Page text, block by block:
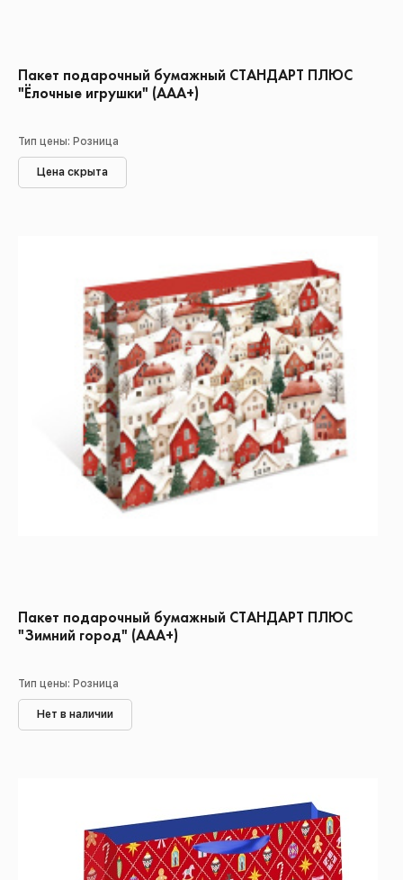
Пакет подарочный бумажный СТАНДАРТ ПЛЮС
"Ёлочные игрушки" (ААА+)
Тип цены: Розница
Цена скрыта
Пакет подарочный бумажный СТАНДАРТ ПЛЮС
"Зимний город" (ААА+)
Тип цены: Розница
Нет в наличии